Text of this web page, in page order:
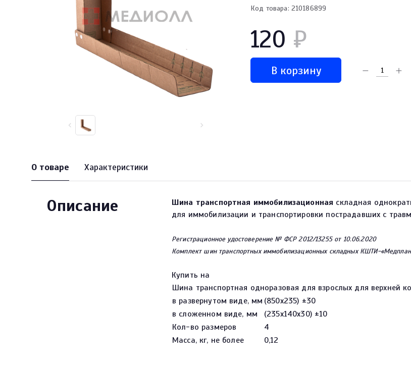
Код товара: 210186899
120 ₽
В корзину
О товаре Характеристики
Описание Шина транспортная иммобилизационная складная
для иммобилизации и транспортировки пострадавших с
Регистрационное удостоверение № ФСР 2012/13255 от 10.06.2020
Комплект шин транспортных иммобилизационных складных КШТИ-
Купить на
Шина транспортная одноразовая для взрослых для верхней
в развернутом виде, мм (850х235) ±30
в сложенном виде, мм
(235х140х30) ±10
Кол-во размеров
4
Масса, кг, не более
0,12